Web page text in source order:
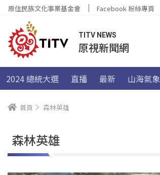
原住民族文化事業基金會 Facebook 粉絲專頁
TITV NEWS
原視新聞網
2024 總統大選 直播 最新 山海氣象
首頁 森林英雄
森林英雄